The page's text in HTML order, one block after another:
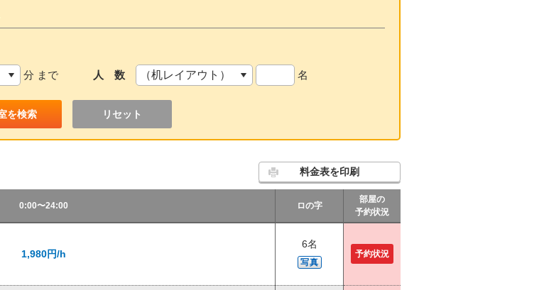
分 まで 人 数 名
リセット
料金表を印刷
0:00〜24:00 ロの字
部屋の
予約状況
1,980円/h
6名
写真
予約状況